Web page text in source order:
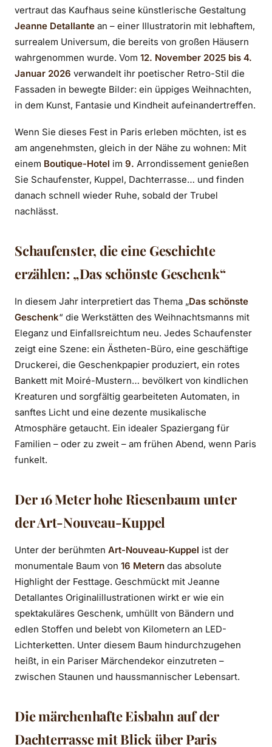
vertraut das Kaufhaus seine künstlerische Gestaltung
Jeanne Detallante an – einer Illustratorin mit lebhaftem,
surrealem Universum, die bereits von großen Häusern
wahrgenommen wurde. Vom 12. November 2025 bis 4.
Januar 2026 verwandelt ihr poetischer Retro-Stil die
Fassaden in bewegte Bilder: ein üppiges Weihnachten,
in dem Kunst, Fantasie und Kindheit aufeinandertreffen.
Wenn Sie dieses Fest in Paris erleben möchten, ist es
am angenehmsten, gleich in der Nähe zu wohnen: Mit
einem Boutique-Hotel im 9. Arrondissement genießen
Sie Schaufenster, Kuppel, Dachterrasse… und finden
danach schnell wieder Ruhe, sobald der Trubel
nachlässt.
Schaufenster, die eine Geschichte
erzählen: „Das schönste Geschenk“
In diesem Jahr interpretiert das Thema „Das schönste
Geschenk“ die Werkstätten des Weihnachtsmanns mit
Eleganz und Einfallsreichtum neu. Jedes Schaufenster
zeigt eine Szene: ein Ästheten-Büro, eine geschäftige
Druckerei, die Geschenkpapier produziert, ein rotes
Bankett mit Moiré-Mustern… bevölkert von kindlichen
Kreaturen und sorgfältig gearbeiteten Automaten, in
sanftes Licht und eine dezente musikalische
Atmosphäre getaucht. Ein idealer Spaziergang für
Familien – oder zu zweit – am frühen Abend, wenn Paris
funkelt.
Der 16 Meter hohe Riesenbaum unter
der Art-Nouveau-Kuppel
Unter der berühmten Art-Nouveau-Kuppel ist der
monumentale Baum von 16 Metern das absolute
Highlight der Festtage. Geschmückt mit Jeanne
Detallantes Originalillustrationen wirkt er wie ein
spektakuläres Geschenk, umhüllt von Bändern und
edlen Stoffen und belebt von Kilometern an LED-
Lichterketten. Unter diesem Baum hindurchzugehen
heißt, in ein Pariser Märchendekor einzutreten –
zwischen Staunen und haussmannischer Lebensart.
Die märchenhafte Eisbahn auf der
Dachterrasse mit Blick über Paris